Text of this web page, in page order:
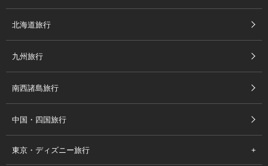
北海道旅行
九州旅行
南西諸島旅行
中国・四国旅行
東京・ディズニー旅行